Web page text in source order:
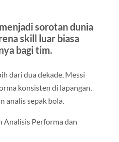
sorotan dunia
skill luar biasa
bagi tim.
dari dua dekade, Messi
konsisten di lapangan,
analis sepak bola.
Analisis Performa dan